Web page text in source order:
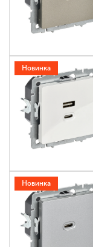
Новинка
Новинка